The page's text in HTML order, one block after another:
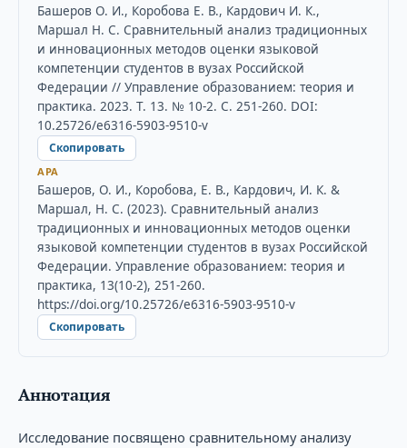
Башеров О. И., Коробова Е. В., Кардович И. К.,
Маршал Н. С. Сравнительный анализ традиционных
и инновационных методов оценки языковой
компетенции студентов в вузах Российской
Федерации // Управление образованием: теория и
практика. 2023. Т. 13. № 10-2. С. 251-260. DOI:
10.25726/e6316-5903-9510-v
Скопировать
APA
Башеров, О. И., Коробова, Е. В., Кардович, И. К. &
Маршал, Н. С. (2023). Сравнительный анализ
традиционных и инновационных методов оценки
языковой компетенции студентов в вузах Российской
Федерации. Управление образованием: теория и
практика, 13(10-2), 251-260.
https://doi.org/10.25726/e6316-5903-9510-v
Скопировать
Аннотация
Исследование посвящено сравнительному анализу